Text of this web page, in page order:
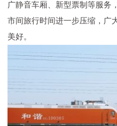
广静音车厢、新型票制等服务
市间旅行时间进一步压缩，广
美好。